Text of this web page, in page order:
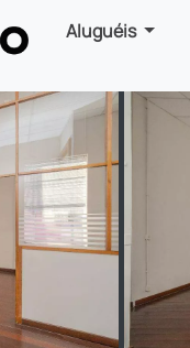
Aluguéis